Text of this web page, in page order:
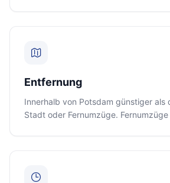
Entfernung
Innerhalb von Potsdam günstiger als
Stadt oder Fernumzüge.